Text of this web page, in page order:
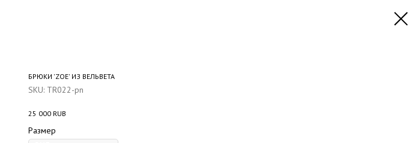
БРЮКИ 'ZOE' ИЗ ВЕЛЬВЕТА
SKU: TR022-pn
25 000 RUB
Размер